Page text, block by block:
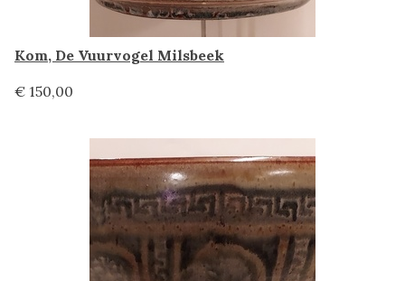
Kom, De Vuurvogel Milsbeek
€ 150,00